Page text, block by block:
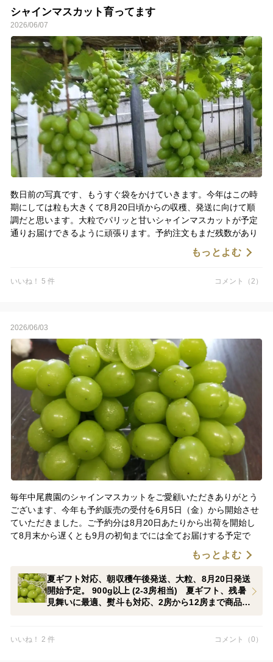
シャインマスカット育ってます
2026/06/07
数日前の写真です、もうすぐ袋をかけていきます。今年はこの時
期にしては粒も大きくて8月20日頃からの収穫、発送に向けて順
調だと思います。大粒でパリッと甘いシャインマスカットが予定
通りお届けできるように頑張ります。予約注文もまだ残数があり
もっとよむ
いいね！ 5 件 コメント（2）
2026/06/03
毎年中尾農園のシャインマスカットをご愛顧いただきありがとう
ございます、今年も予約販売の受付を6月5日（金）から開始させ
ていただきました。ご予約分は8月20日あたりから出荷を開始し
て8月末から遅くとも9月の初旬までには全てお届けする予定で
す。2房から12房まで商品を揃えていますので大切な方への夏ギ
フト、残暑お見舞いとしても是非ご検討ください、よろしくお願
いいたします。
もっとよむ
夏ギフト対応、朝収穫午後発送、大粒、8月20日発送
開始予定。 900g以上 (2-3房相当) 夏ギフト、残暑
見舞いに最適、熨斗も対応、2房から12房まで商品あ
いいね！ 2 件 コメント（0）